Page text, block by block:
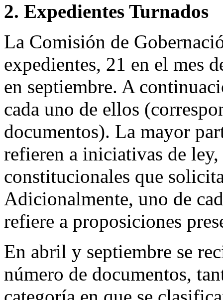
2. Expedientes Turnados
La Comisión de
expedientes, 21 en el mes
en septiembre. A
cada uno de ellos
documentos). La mayor
refieren a iniciativas de
constitucionales que
Adicionalmente, uno de
refiere a proposiciones
En abril y septiembre se
número de documentos,